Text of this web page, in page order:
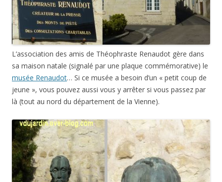
L’association des amis de Théophraste Renaudot gère dans
sa maison natale (signalé par une plaque commémorative) le
musée Renaudot… Si ce musée a besoin d’un « petit coup de
jeune », vous pouvez aussi vous y arrêter si vous passez par
là (tout au nord du département de la Vienne).